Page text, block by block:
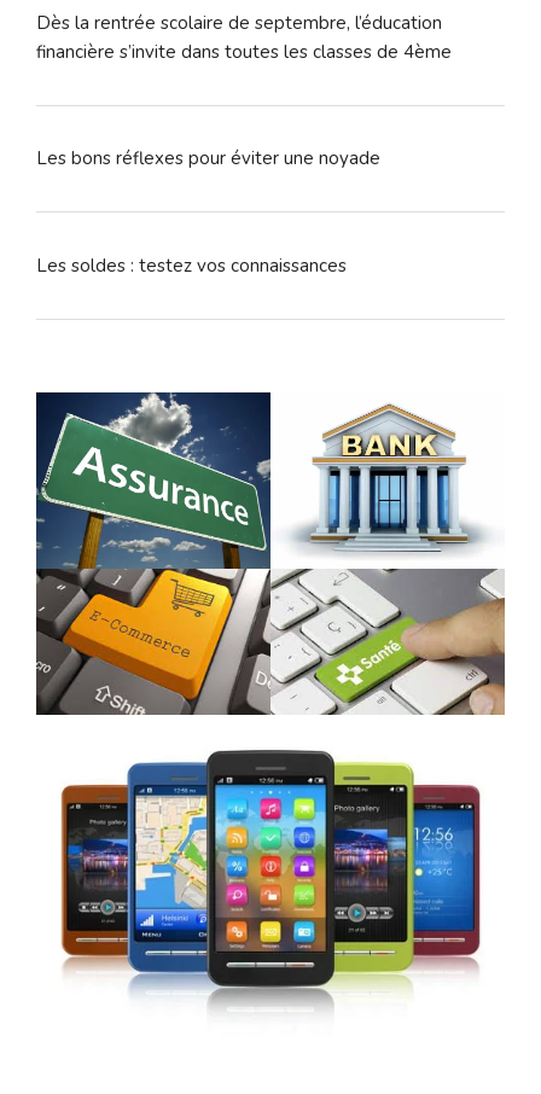
Dès la rentrée scolaire de septembre, l’éducation
financière s’invite dans toutes les classes de 4ème
Les bons réflexes pour éviter une noyade
Les soldes : testez vos connaissances